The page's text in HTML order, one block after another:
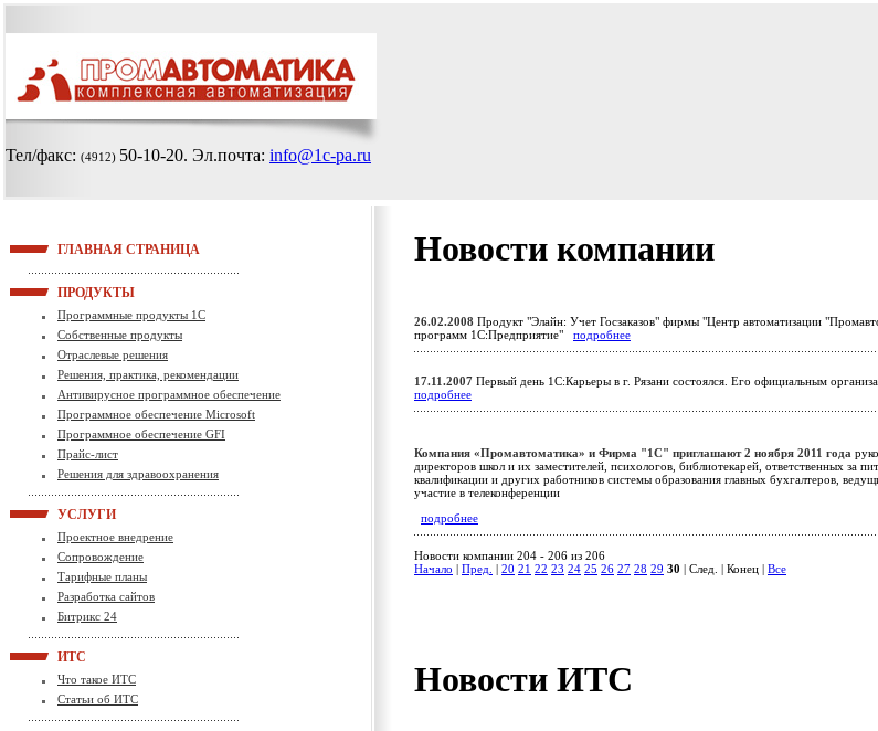
Тел/факс: (4912) 50-10-20. Эл.почта: info@1c-pa.ru
ГЛАВНАЯ СТРАНИЦА
ПРОДУКТЫ
Программные продукты 1С
Собственные продукты
Отраслевые решения
Решения, практика, рекомендации
Антивирусное программное обеспечение
Программное обеспечение Microsoft
Программное обеспечение GFI
Прайс-лист
Решения для здравоохранения
УСЛУГИ
Проектное внедрение
Сопровождение
Тарифные планы
Разработка сайтов
Битрикс 24
ИТС
Что такое ИТС
Статьи об ИТС
Новости компании
26.02.2008 Продукт "Элайн: Учет Госзаказов" фирмы "Центр автоматизации
программ 1С:Предприятие" подробнее
17.11.2007 Первый день 1С:Карьеры в г. Рязани состоялся. Его официальным
подробнее
Компания «Промавтоматика» и Фирма "1С" приглашают 2 ноября 2011 года
директоров школ и их заместителей, психологов, библиотекарей, ответственных за
квалификации и других работников системы образования главных бухгалтеров,
участие в телеконференции
подробнее
Новости компании 204 - 206 из 206
Начало
Пред. 20 21 22 23 24 25 26 27 28 29 30 | След. | Конец Все
Новости ИТС